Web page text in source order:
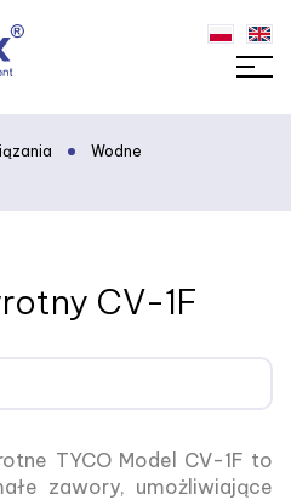
Wodne
CV-1F
TYCO Model CV-1F to
zawory, umożliwiające